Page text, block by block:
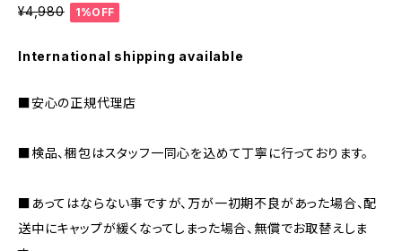
¥4,980 1%OFF
International shipping available
■安心の正規代理店
■検品、梱包はスタッフ一同心を込めて丁寧に行っております。
■あってはならない事ですが、万が一初期不良があった場合、配
送中にキャップが緩くなってしまった場合、無償でお取替えしま